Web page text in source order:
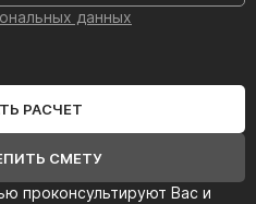
проконсультируют Вас и
данных
РАСЧЕТ
СМЕТУ